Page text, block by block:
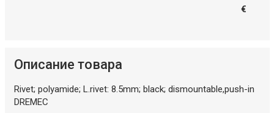
€
Описание товара
Rivet; polyamide; L.rivet: 8.5mm; black; dismountable,push-in
DREMEC